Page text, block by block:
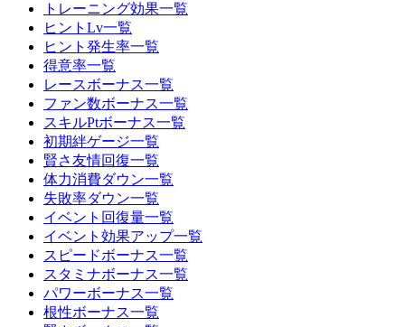
トレーニング効果一覧
ヒントLv一覧
ヒント発生率一覧
得意率一覧
レースボーナス一覧
ファン数ボーナス一覧
スキルPtボーナス一覧
初期絆ゲージ一覧
賢さ友情回復一覧
体力消費ダウン一覧
失敗率ダウン一覧
イベント回復量一覧
イベント効果アップ一覧
スピードボーナス一覧
スタミナボーナス一覧
パワーボーナス一覧
根性ボーナス一覧